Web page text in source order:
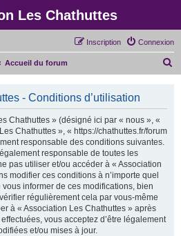
Les Chathuttes
Connexion
Inscription
Accueil du forum
- Conditions d’utilisation
Chathuttes » (désigné ici par « nous », «
Chathuttes », « https://chathuttes.fr/forum
responsable des conditions suivantes.
responsable de toutes les
pas utiliser et/ou accéder à « Association
modifier ces conditions à n’importe quel
informer de ces modifications, bien
régulièrement cela par vous-même
à « Association Les Chathuttes » après
vous acceptez d’être légalement
et/ou mises à jour.